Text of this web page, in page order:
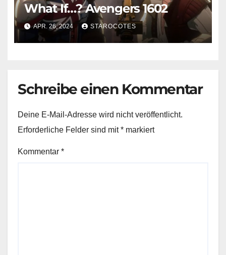
What If…? Avengers 1602
APR. 26, 2024 STAROCOTES
Schreibe einen Kommentar
Deine E-Mail-Adresse wird nicht veröffentlicht.
Erforderliche Felder sind mit* markiert
Kommentar *